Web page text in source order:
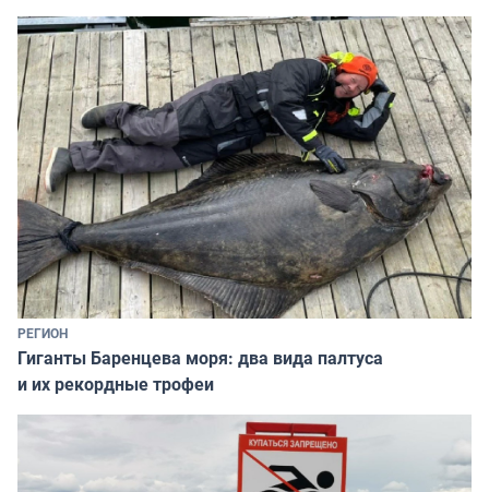
РЕГИОН
Гиганты Баренцева моря: два вида палтуса
и их рекордные трофеи